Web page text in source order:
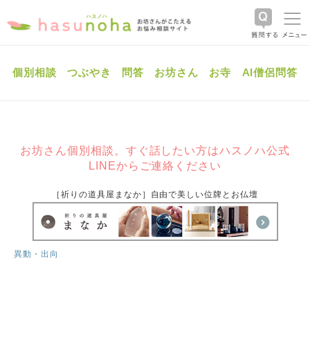
個別相談 つぶやき 問答 お坊さん お寺 AI僧侶問答
お坊さん個別相談。すぐ話したい方はハスノハ公式
LINEからご連絡ください
［祈りの道具屋まなか］自由で美しい位牌とお仏壇
異動・出向